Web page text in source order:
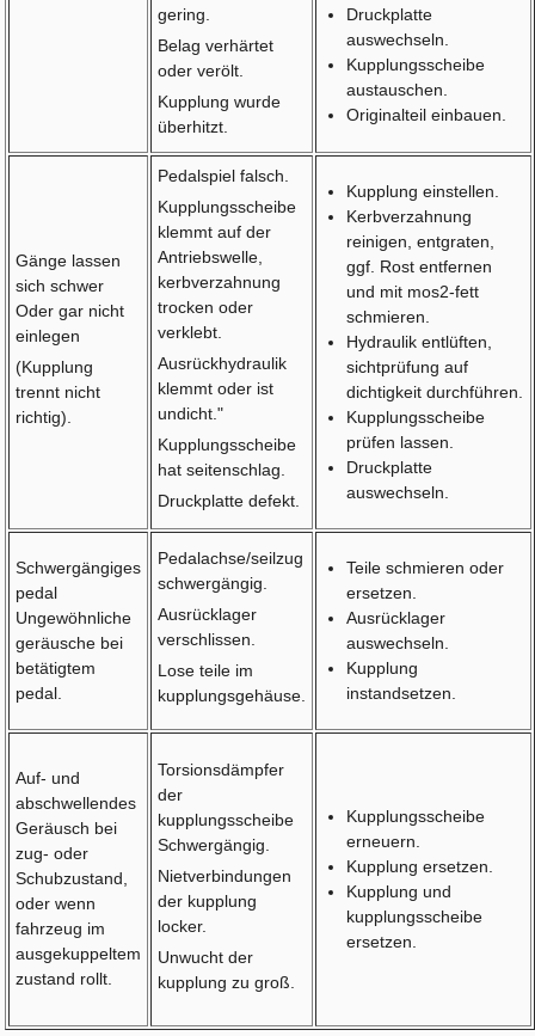
gering.
Belag verhärtet
oder verölt.
Kupplung wurde
überhitzt.
Druckplatte
auswechseln.
Kupplungsscheibe
austauschen.
Originalteil einbauen.
Gänge lassen
sich schwer
Oder gar nicht
einlegen
(Kupplung
trennt nicht
richtig).
Pedalspiel falsch.
Kupplungsscheibe
klemmt auf der
Antriebswelle,
kerbverzahnung
trocken oder
verklebt.
Ausrückhydraulik
klemmt oder ist
undicht."
Kupplungsscheibe
hat seitenschlag.
Druckplatte defekt.
Kupplung einstellen.
Kerbverzahnung
reinigen, entgraten,
ggf. Rost entfernen
und mit mos2-fett
schmieren.
Hydraulik entlüften,
sichtprüfung auf
dichtigkeit durchführen.
Kupplungsscheibe
prüfen lassen.
Druckplatte
auswechseln.
Schwergängiges
pedal
Ungewöhnliche
geräusche bei
betätigtem
pedal.
Pedalachse/seilzug
schwergängig.
Ausrücklager
verschlissen.
Lose teile im
kupplungsgehäuse.
Teile schmieren oder
ersetzen.
Ausrücklager
auswechseln.
Kupplung
instandsetzen.
Auf- und
abschwellendes
Geräusch bei
zug- oder
Schubzustand,
oder wenn
fahrzeug im
ausgekuppeltem
zustand rollt.
Torsionsdämpfer
der
kupplungsscheibe
Schwergängig.
Nietverbindungen
der kupplung
locker.
Unwucht der
kupplung zu groß.
Kupplungsscheibe
erneuern.
Kupplung ersetzen.
Kupplung und
kupplungsscheibe
ersetzen.